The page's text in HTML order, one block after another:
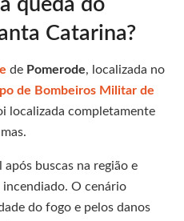
queda do
Catarina?
de Pomerode, localizada no
de Bombeiros Militar de
localizada completamente
buscas na região e
O cenário
do fogo e pelos danos